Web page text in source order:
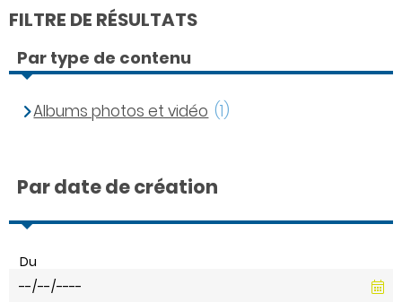
FILTRE DE RÉSULTATS
Par type de contenu
Albums photos et vidéo (1)
Par date de création
Du